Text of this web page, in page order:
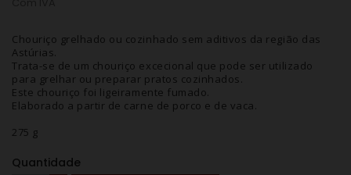
Chouriço grelhado ou cozinhado sem aditivos da região das
Astúrias.
Trata-se de um chouriço excecional que pode ser utilizado
para grelhar ou preparar pratos cozinhados.
Este chouriço foi ligeiramente fumado.
Elaborado a partir de carne de porco e de vaca.
275 g
Quantidade